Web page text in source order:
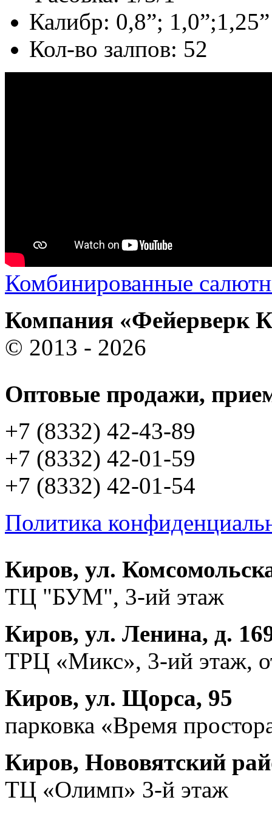
Калибр: 0,8”; 1,0”;1,25”
Кол-во залпов: 52
Комбинированные
Компания «Фейерверк
© 2013 - 2026
Оптовые продажи,
+7 (8332) 42-43-89
+7 (8332) 42-01-59
+7 (8332) 42-01-54
Политика
Киров, ул.
ТЦ "БУМ", 3-ий этаж
Киров, ул. Ленина, д.
ТРЦ «Микс», 3-ий этаж,
Киров, ул. Щорса, 95
парковка «Время
Киров, Нововятский
ТЦ «Олимп» 3-й этаж